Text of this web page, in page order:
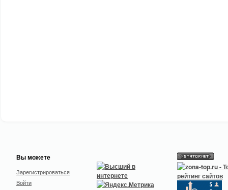
Вы можете
Зарегистрироваться
Войти